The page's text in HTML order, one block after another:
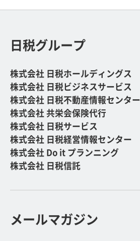
日税グループ
株式会社 日税ホールディングス
株式会社 日税ビジネスサービス
株式会社 日税不動産情報センター
株式会社 共栄会保険代行
株式会社 日税サービス
株式会社 日税経営情報センター
株式会社 Do it プランニング
株式会社 日税信託
メールマガジン